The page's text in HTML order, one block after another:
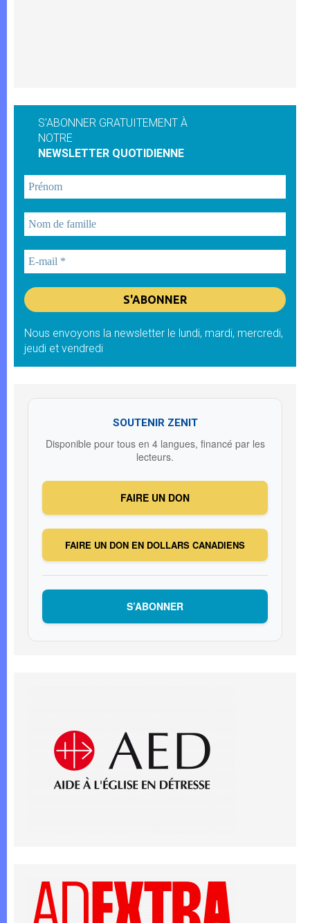
S'ABONNER GRATUITEMENT À
NOTRE
NEWSLETTER QUOTIDIENNE
Nous envoyons la newsletter le lundi, mardi, mercredi,
jeudi et vendredi
SOUTENIR ZENIT
Disponible pour tous en 4 langues, financé par les
lecteurs.
FAIRE UN DON
FAIRE UN DON EN DOLLARS CANADIENS
S’ABONNER